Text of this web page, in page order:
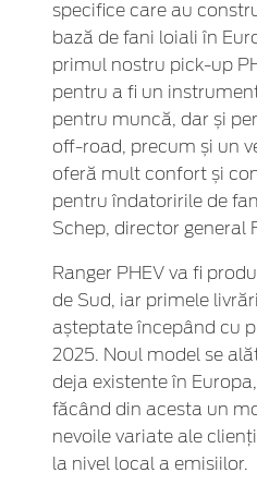
specifice care au
bază de fani loiali în
primul nostru pick-up
pentru a fi un
pentru muncă, dar și
off-road, precum și un
oferă mult confort și
pentru îndatoririle de
Schep, director general
Ranger PHEV va fi
de Sud, iar primele
așteptate începând cu
2025. Noul model se
deja existente în
făcând din acesta un
nevoile variate ale
la nivel local a emisiilor.